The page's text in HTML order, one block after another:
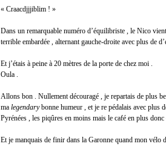
« Craacdjjjiblim ! »
Dans un remarquable numéro d’équilibriste , le Nico
terrible embardée , alternant gauche-droite avec plus de
Et j’étais à peine à 20 mètres de la porte de chez moi .
Oula .
Allons bon . Nullement découragé , je repartais de plus
ma legendarybonne humeur , et je re pédalais avec plus
Pyrénées , les piqûres en moins mais le café en plus donc
Et je manquais de finir dans la Garonne quand mon